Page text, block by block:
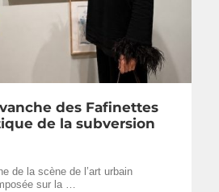
des Fafinettes
de la subversion
de la scène de l’art urbain
sur la …